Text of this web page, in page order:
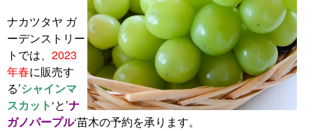
ナカツタヤ ガ
ーデンストリー
トでは、 2023
年春に販売す
る’シャインマ
スカット‘と’ナ
ガノパープル‘苗木の予約を承ります。